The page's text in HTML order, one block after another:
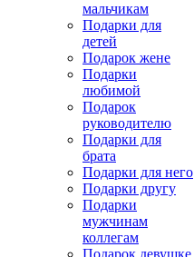
мальчикам
Подарки для
детей
Подарок жене
Подарки
любимой
Подарок
руководителю
Подарки для
брата
Подарки для него
Подарки другу
Подарки
мужчинам
коллегам
Подарок девушке